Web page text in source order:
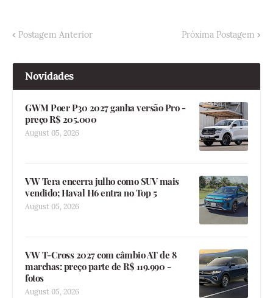
Postagem Anterior Próxima Postagem
Novidades
GWM Poer P30 2027 ganha versão Pro -
preço R$ 205.000
August 05, 2026
VW Tera encerra julho como SUV mais
vendido; Haval H6 entra no Top 5
August 05, 2026
VW T-Cross 2027 com câmbio AT de 8
marchas: preço parte de R$ 119.990 -
fotos
August 05, 2026